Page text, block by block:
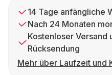
14 Tage anfängliche
Nach 24 Monaten
Kostenloser Versand
Rücksendung
Mehr über Laufzeit und